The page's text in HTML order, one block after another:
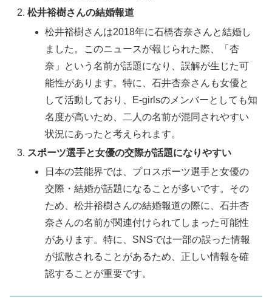
松井裕樹さんの結婚報道
松井裕樹さんは2018年に石橋杏奈さんと結婚し
ました。このニュースが報じられた際、「杏
奈」という名前が話題になり、誤解が生じた可
能性があります。特に、石井杏奈さんも女優と
して活動しており、E-girlsのメンバーとしても知
名度が高いため、二人の名前が混同されやすい
状況にあったと考えられます。
スポーツ選手と女優の交際が話題になりやすい
日本の芸能界では、プロスポーツ選手と女優の
交際・結婚が話題になることが多いです。その
ため、松井裕樹さんの結婚報道の際に、石井杏
奈さんの名前が関連付けられてしまった可能性
があります。特に、SNSでは一部の誤った情報
が拡散されることがあるため、正しい情報を確
認することが重要です。